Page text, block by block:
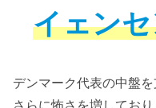
イェン
デンマーク代表の中盤を
さらに怖さを増しており